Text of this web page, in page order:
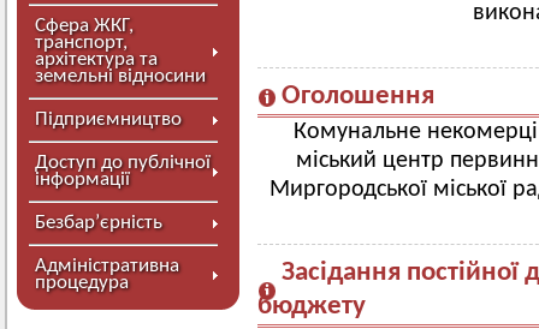
Сфера ЖКГ,
транспорт,
архітектура та
земельні відносини
Підприємництво
Доступ до публічної
інформації
Безбар’єрність
Адміністративна
процедура
Оголошення
Комунальне
міський центр
Миргородської міської
Засідання постійної
бюджету